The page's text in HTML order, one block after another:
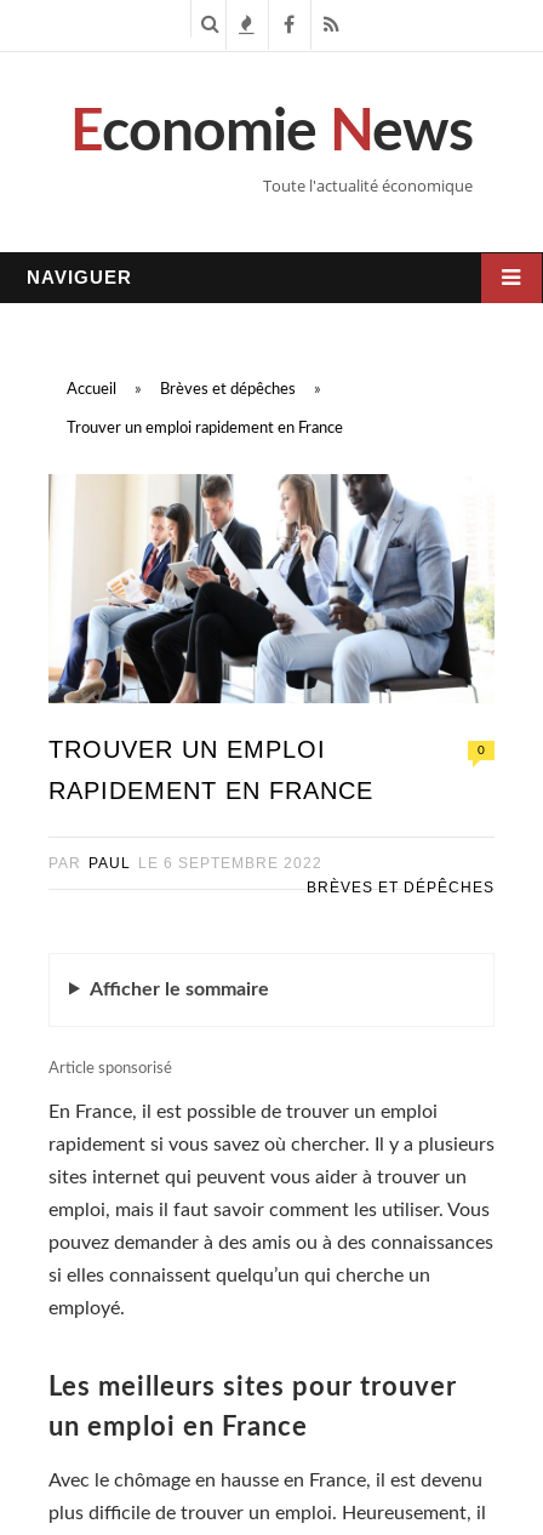
c n
s
F
c
R
S
Economie News
Toute l'actualité économique
NAVIGUER
Accueil » Brèves et dépêches »
Trouver un emploi rapidement en France
TROUVER UN EMPLOI
RAPIDEMENT EN FRANCE
0
PAR PAUL LE 6 SEPTEMBRE 2022
BRÈVES ET DÉPÊCHES
Afficher le sommaire
En France, il est possible de trouver un emploi
rapidement si vous savez où chercher. Il y a plusieurs
sites internet qui peuvent vous aider à trouver un
emploi, mais il faut savoir comment les utiliser. Vous
pouvez demander à des amis ou à des connaissances
si elles connaissent quelqu’un qui cherche un
employé.
Les meilleurs sites pour trouver
un emploi en France
Avec le chômage en hausse en France, il est devenu
plus difficile de trouver un emploi. Heureusement, il